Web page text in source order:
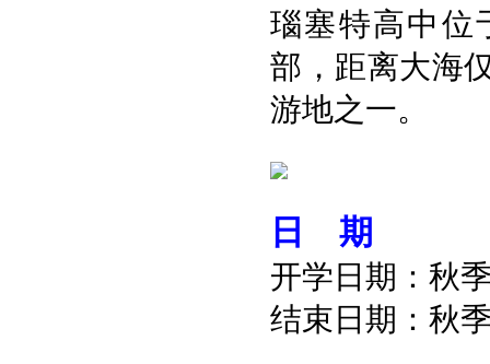
瑙塞特高中位
部，距离大海
游地之一。
日 期
开学日期：秋
结束日期：秋